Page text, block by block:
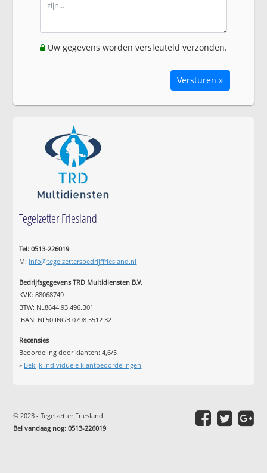
Uw gegevens worden versleuteld verzonden.
Versturen »
Tegelzetter Friesland
Tel: 0513-226019
M: info@tegelzettersbedrijffriesland.nl
Bedrijfsgegevens TRD Multidiensten B.V.
KVK: 88068749
BTW: NL8644.93.496.B01
IBAN: NL50 INGB 0798 5512 32
Recensies
Beoordeling door klanten:4,6/5
» Bekijk individuele klantbeoordelingen
© 2023 - Tegelzetter Friesland
Bel vandaag nog: 0513-226019